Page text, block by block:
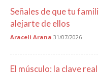
Señales de que tu
alejarte de ellos
Araceli Arana 31/07/2026
El músculo: la clave